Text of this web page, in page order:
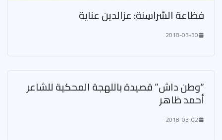
فظاعة السَّراسِنة: عزالدين عناية
2018-03-30
“وطن داش” قصيدة باللهجة المحكية للشاعر
أحمد ظاهر
2018-03-02